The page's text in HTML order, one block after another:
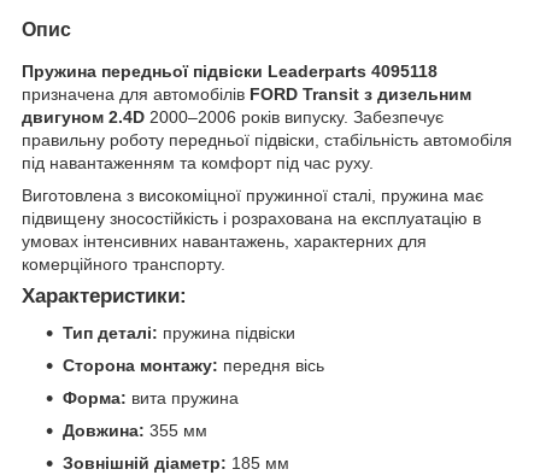
Опис
Пружина передньої підвіски Leaderparts 4095118
призначена для автомобілів FORD Transit з дизельним
двигуном 2.4D 2000–2006 років випуску. Забезпечує
правильну роботу передньої підвіски, стабільність автомобіля
під навантаженням та комфорт під час руху.
Виготовлена з високоміцної пружинної сталі, пружина має
підвищену зносостійкість і розрахована на експлуатацію в
умовах інтенсивних навантажень, характерних для
комерційного транспорту.
Характеристики:
Тип деталі: пружина підвіски
Сторона монтажу: передня вісь
Форма: вита пружина
Довжина: 355 мм
Зовнішній діаметр: 185 мм